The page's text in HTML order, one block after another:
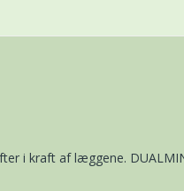
i kraft af læggene.